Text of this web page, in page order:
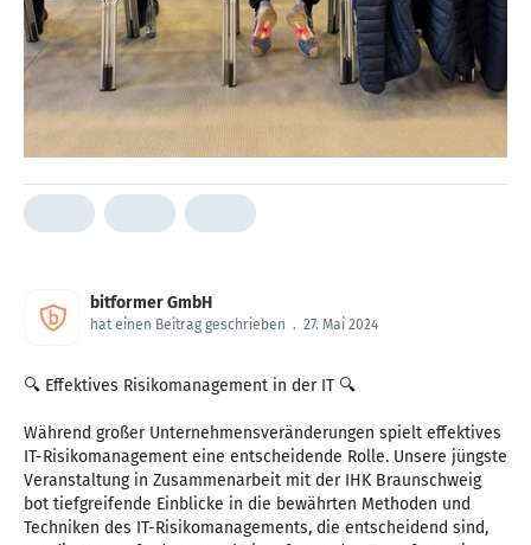
bitformer GmbH
hat einen Beitrag geschrieben . 27. Mai 2024
🔍 Effektives Risikomanagement in der IT 🔍
Während großer Unternehmensveränderungen spielt effektives
IT-Risikomanagement eine entscheidende Rolle. Unsere jüngste
Veranstaltung in Zusammenarbeit mit der IHK Braunschweig
bot tiefgreifende Einblicke in die bewährten Methoden und
Techniken des IT-Risikomanagements, die entscheidend sind,